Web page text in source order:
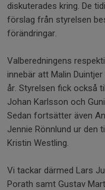
diskuterades kring. De
förslag från styrelsen
förändringar.
Valberedningens
innebär att Malin
år. Styrelsen fick också
Johan Karlsson och
Sedan fortsätter även
Jennie Rönnlund ur den
Kristin Westling.
Vi tackar därmed Lars
Porath samt Gustav